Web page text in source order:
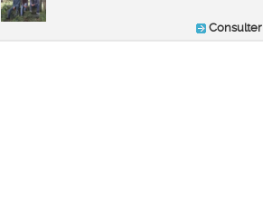
Consulter